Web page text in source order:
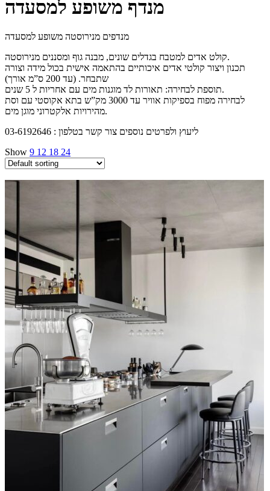
מנדף משופע למסעדה
מנדפים מנירוסטה משופע למסעדה
קולט אדים למטבח בגדלים שונים, מבנה גוף ומסננים מנירוסטה.
תכנון ויצור קולטי אדים איכותיים בהתאמה אישית בכול מידה וצורה
שתבחר. (עד 200 ס”מ אורך)
תוספת לבחירה: תאורות לד מוגנות מים עם אחריות ל 5 שנים.
לבחירה מפוח בספיקות אוויר עד 3000 מק”ש בתא אקוסטי עם וסת
מהירויות אלקטרוני מוגן מים.
ליעוץ ולפרטים נוספים צור קשר בטלפון : 03-6192646
Show 9 12 18 24